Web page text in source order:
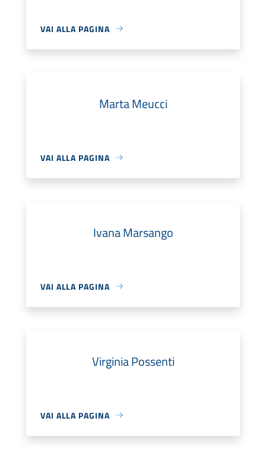
VAI ALLA PAGINA
Marta Meucci
VAI ALLA PAGINA
Ivana Marsango
VAI ALLA PAGINA
Virginia Possenti
VAI ALLA PAGINA